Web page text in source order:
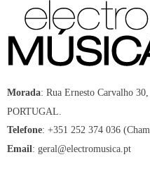
Morada: Rua Ernesto Carvalho
PORTUGAL.
Telefone: +351 252 374 036
Email : geral@electromusica.pt